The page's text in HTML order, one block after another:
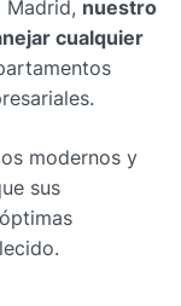
Madrid, nuestro
cualquier
modernos y
sus